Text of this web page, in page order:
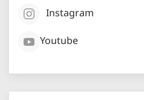
Instagram
Youtube